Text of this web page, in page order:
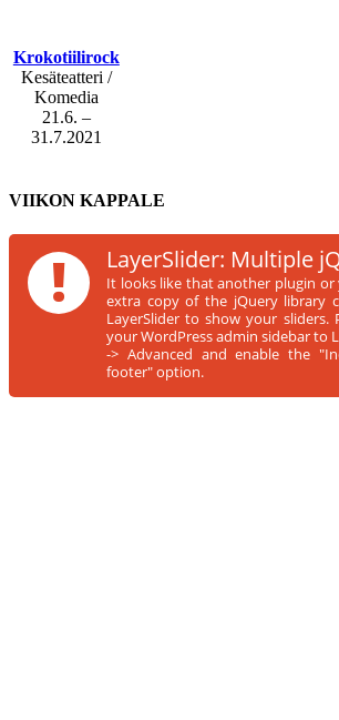
Krokotiilirock
Kesäteatteri /
Komedia
21.6. –
31.7.2021
VIIKON KAPPALE
! LayerSlider: Multiple
It looks like that another plugin or
extra copy of the jQuery library
LayerSlider to show your sliders.
your WordPress admin sidebar to
-> Advanced and enable the
footer" option.